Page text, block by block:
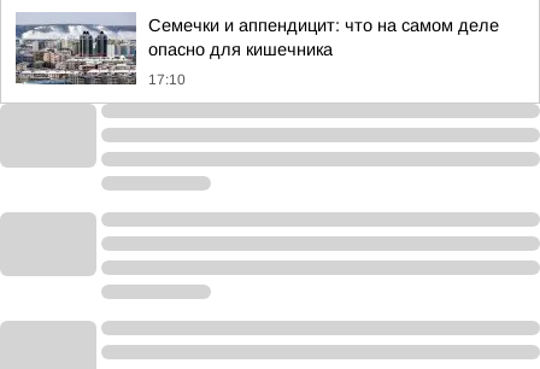
Семечки и аппендицит: что на самом деле
опасно для кишечника
17:10